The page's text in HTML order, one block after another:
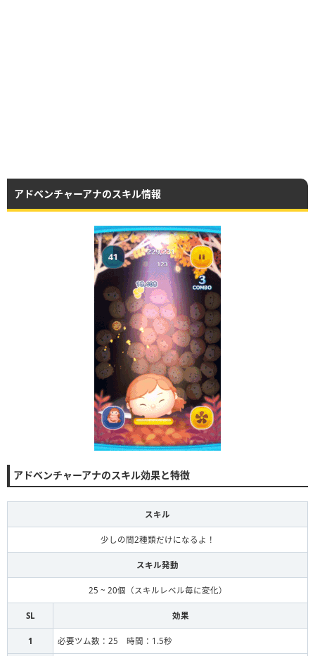
アドベンチャーアナのスキル情報
アドベンチャーアナのスキル効果と特徴
スキル
少しの間2種類だけになるよ！
スキル発動
25 ~ 20個（スキルレベル毎に変化）
SL 効果
1 必要ツム数：25 時間：1.5秒